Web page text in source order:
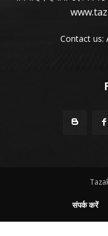
Contact us:
संपर्क करें